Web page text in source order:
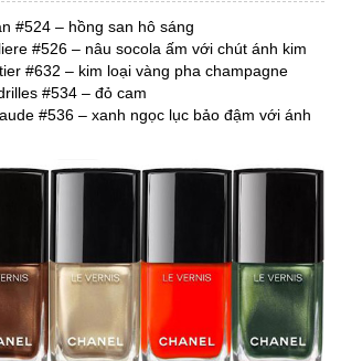
#524 – hồng san hô sáng
#526 – nâu socola ấm với chút ánh kim
#632 – kim loại vàng pha champagne
#534 – đỏ cam
#536 – xanh ngọc lục bảo đậm với ánh